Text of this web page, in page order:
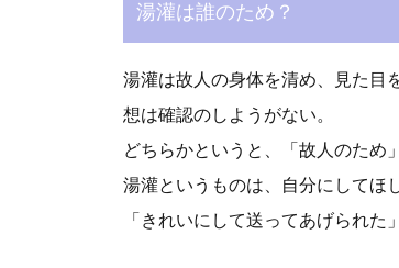
湯灌は誰のため？
湯灌は故人の身体を清め、見た目
想は確認のしようがない。
どちらかというと、「故人のため
湯灌というものは、自分にしてほ
「きれいにして送ってあげられ